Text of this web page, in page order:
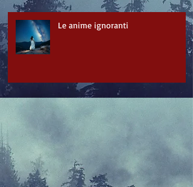
Le anime ignoranti